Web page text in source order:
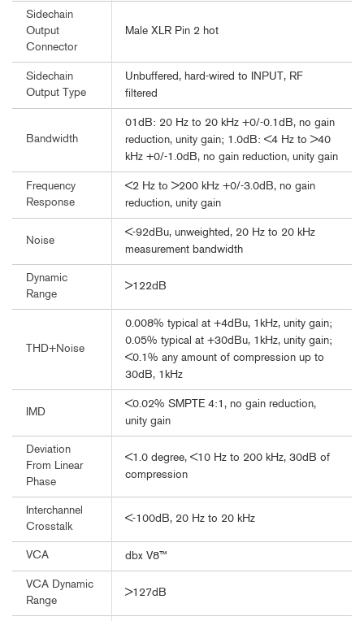
Sidechain
Output
Connector
Male XLR Pin 2 hot
Sidechain
Output Type
Unbuffered, hard-wired to INPUT, RF
filtered
Bandwidth
01dB: 20 Hz to 20 kHz +0/-0.1dB, no gain
reduction, unity gain; 1.0dB: <4 Hz to >40
kHz +0/-1.0dB, no gain reduction, unity gain
Frequency
Response
<2 Hz to >200 kHz +0/-3.0dB, no gain
reduction, unity gain
Noise
<-92dBu, unweighted, 20 Hz to 20 kHz
measurement bandwidth
Dynamic
Range
>122dB
THD+Noise
0.008% typical at +4dBu, 1kHz, unity gain;
0.05% typical at +30dBu, 1kHz, unity gain;
<0.1% any amount of compression up to
30dB, 1kHz
IMD
<0.02% SMPTE 4:1, no gain reduction,
unity gain
Deviation
From Linear
Phase
<1.0 degree, <10 Hz to 200 kHz, 30dB of
compression
Interchannel
Crosstalk
<-100dB, 20 Hz to 20 kHz
VCA dbx V8™
VCA Dynamic
Range
>127dB